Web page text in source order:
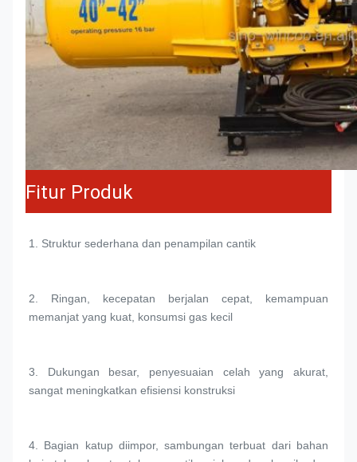
Fitur Produk
1. Struktur sederhana dan penampilan cantik
2. Ringan, kecepatan berjalan cepat, kemampuan
memanjat yang kuat, konsumsi gas kecil
3. Dukungan besar, penyesuaian celah yang akurat,
sangat meningkatkan efisiensi konstruksi
4. Bagian katup diimpor, sambungan terbuat dari bahan